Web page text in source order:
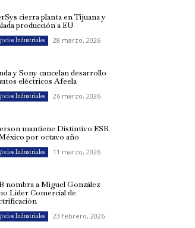
cierra planta en Tijuana y
producción a EU
Industriales 28 marzo, 2026
y Sony cancelan desarrollo
eléctricos Afeela
Industriales 26 marzo, 2026
mantiene Distintivo ESR
por octavo año
Industriales 11 marzo, 2026
nombra a Miguel González
Líder Comercial de
Industriales 23 febrero, 2026